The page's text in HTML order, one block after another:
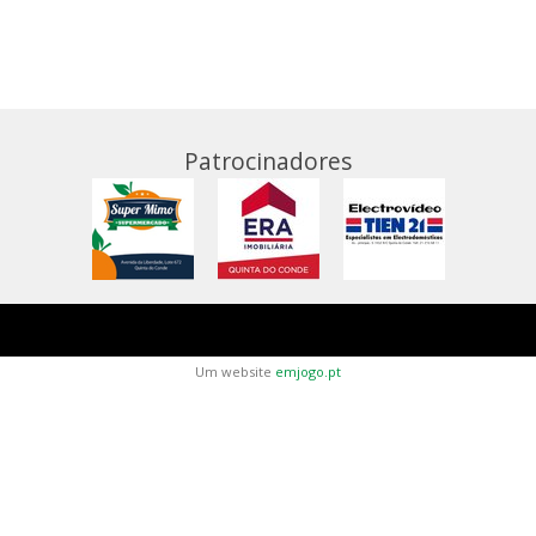
Patrocinadores
Um website emjogo.pt